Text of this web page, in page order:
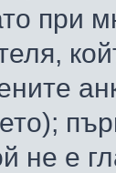
при
не е